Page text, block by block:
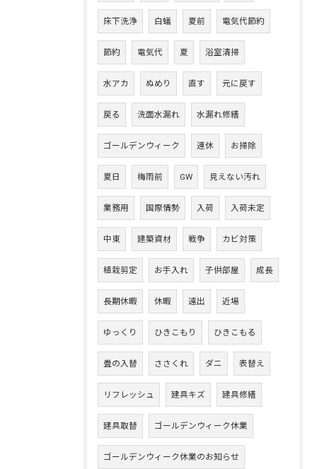
床下洗浄 白蟻 夏前 電気代節約
節約 電気代 夏 浴室清掃
水アカ ぬめり 直す 元に戻す
戻る 洗面水漏れ 水漏れ修繕
ゴールデンウィーク 連休 お掃除
夏日 梅雨前 GW 見えない汚れ
業務用 国際情勢 入荷 入荷未定
中東 建築資材 戦争 カビ対策
植栽剪定 お手入れ 子供部屋 成長
長期休暇 休暇 遠出 近場
ゆっくり ひきこもり ひきこもる
畳の入替 ささくれ ダニ 表替え
リフレッシュ 建具キズ 建具修繕
建具取替 ゴールデンウィーク休業
ゴールデンウィーク休業のお知らせ